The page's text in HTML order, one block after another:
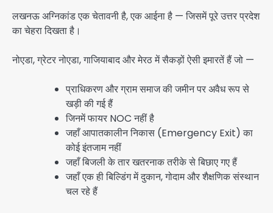
लखनऊ अग्निकांड एक चेतावनी है, एक आईना है — जिसमें पूरे उत्तर प्रदेश
का चेहरा दिखता है।
नोएडा, ग्रेटर नोएडा, गाजियाबाद और मेरठ में सैकड़ों ऐसी इमारतें हैं जो —
प्राधिकरण और ग्राम समाज की जमीन पर अवैध रूप से
खड़ी की गई हैं
जिनमें फायर NOC नहीं है
जहाँ आपातकालीन निकास (Emergency Exit) का
कोई इंतजाम नहीं
जहाँ बिजली के तार खतरनाक तरीके से बिछाए गए हैं
जहाँ एक ही बिल्डिंग में दुकान, गोदाम और शैक्षणिक संस्थान
चल रहे हैं